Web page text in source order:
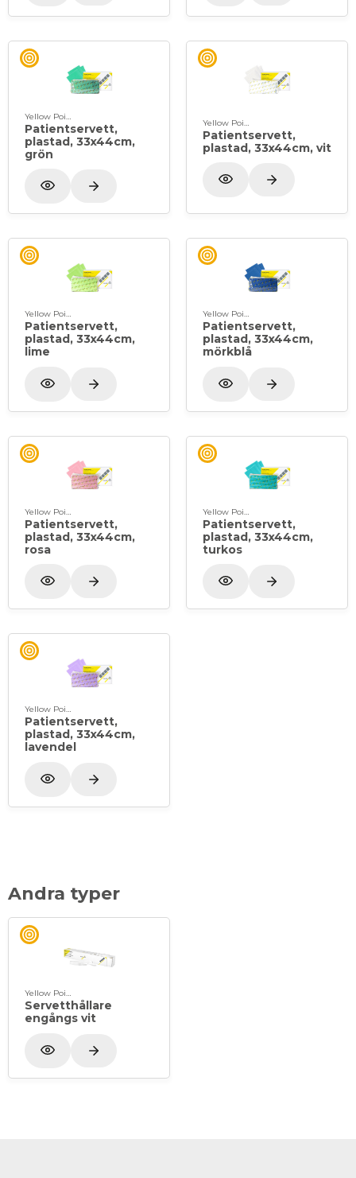
Yellow Point
Patientservett,
plastad, 33x44cm,
grön
Yellow Point
Patientservett,
plastad, 33x44cm, vit
Yellow Point
Patientservett,
plastad, 33x44cm,
lime
Yellow Point
Patientservett,
plastad, 33x44cm,
mörkblå
Yellow Point
Patientservett,
plastad, 33x44cm,
rosa
Yellow Point
Patientservett,
plastad, 33x44cm,
turkos
Yellow Point
Patientservett,
plastad, 33x44cm,
lavendel
Andra typer
Yellow Point
Servetthållare
engångs vit